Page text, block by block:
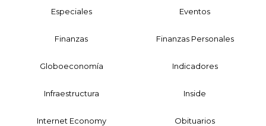
Especiales Eventos
Finanzas Finanzas Personales
Globoeconomía Indicadores
Infraestructura Inside
Internet Economy Obituarios